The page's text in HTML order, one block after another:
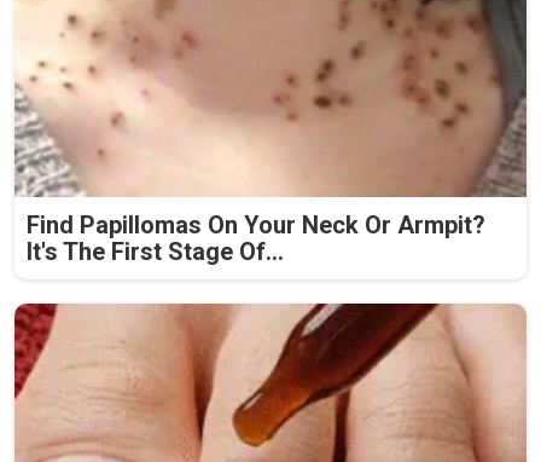
Find Papillomas On Your Neck Or Armpit?
It's The First Stage Of...